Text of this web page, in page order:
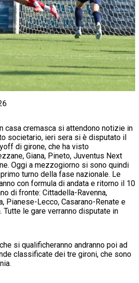
casa cremasca si attendono notizie in
societario, ieri sera si è disputato il
di girone, che ha visto
Giana, Pineto, Juventus Next
Oggi a mezzogiorno si sono quindi
turno della fase nazionale. Le
con formula di andata e ritorno il 10
di fronte: Cittadella-Ravenna,
Pianese-Lecco, Casarano-Renate e
Tutte le gare verranno disputate in
si qualificheranno andranno poi ad
classificate dei tre gironi, che sono